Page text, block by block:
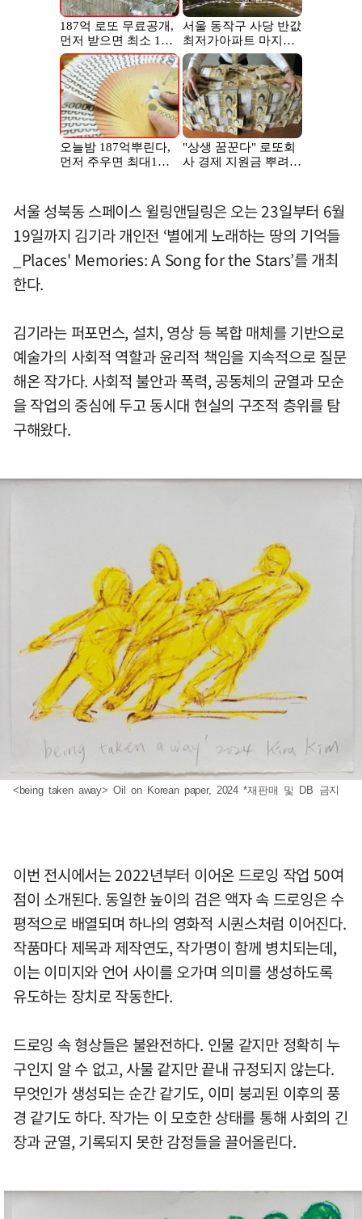
서울 성북동 스페이스 윌링앤딜링은 오는 23일부터 6월
19일까지 김기라 개인전 ‘별에게 노래하는 땅의 기억들
_Places' Memories: A Song for the Stars’를 개최
한다.
김기라는 퍼포먼스, 설치, 영상 등 복합 매체를 기반으로
예술가의 사회적 역할과 윤리적 책임을 지속적으로 질문
해온 작가다. 사회적 불안과 폭력, 공동체의 균열과 모순
을 작업의 중심에 두고 동시대 현실의 구조적 층위를 탐
구해왔다.
<being taken away> Oil on Korean paper, 2024 *재판매 및 DB 금지
이번 전시에서는 2022년부터 이어온 드로잉 작업 50여
점이 소개된다. 동일한 높이의 검은 액자 속 드로잉은 수
평적으로 배열되며 하나의 영화적 시퀀스처럼 이어진다.
작품마다 제목과 제작연도, 작가명이 함께 병치되는데,
이는 이미지와 언어 사이를 오가며 의미를 생성하도록
유도하는 장치로 작동한다.
드로잉 속 형상들은 불완전하다. 인물 같지만 정확히 누
구인지 알 수 없고, 사물 같지만 끝내 규정되지 않는다.
무엇인가 생성되는 순간 같기도, 이미 붕괴된 이후의 풍
경 같기도 하다. 작가는 이 모호한 상태를 통해 사회의 긴
장과 균열, 기록되지 못한 감정들을 끌어올린다.